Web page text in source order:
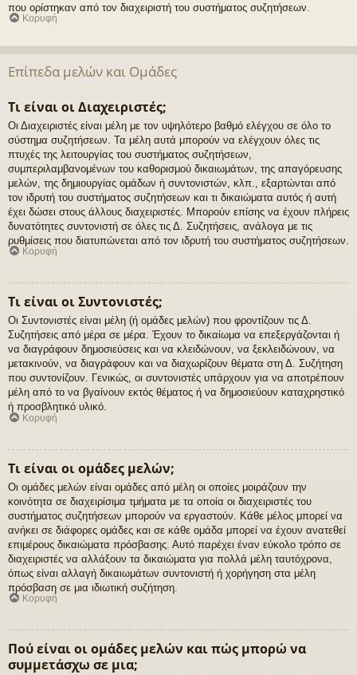
που ορίστηκαν από τον διαχειριστή του συστήματος συζητήσεων.
Κορυφή
Επίπεδα μελών και Ομάδες
Τι είναι οι Διαχειριστές;
Οι Διαχειριστές είναι μέλη με τον υψηλότερο βαθμό ελέγχου σε όλο το
σύστημα συζητήσεων. Τα μέλη αυτά μπορούν να ελέγχουν όλες τις
πτυχές της λειτουργίας του συστήματος συζητήσεων,
συμπεριλαμβανομένων του καθορισμού δικαιωμάτων, της απαγόρευσης
μελών, της δημιουργίας ομάδων ή συντονιστών, κλπ., εξαρτώνται από
τον ιδρυτή του συστήματος συζητήσεων και τι δικαιώματα αυτός ή αυτή
έχει δώσει στους άλλους διαχειριστές. Μπορούν επίσης να έχουν πλήρεις
δυνατότητες συντονιστή σε όλες τις Δ. Συζητήσεις, ανάλογα με τις
ρυθμίσεις που διατυπώνεται από τον ιδρυτή του συστήματος συζητήσεων.
Κορυφή
Τι είναι οι Συντονιστές;
Οι Συντονιστές είναι μέλη (ή ομάδες μελών) που φροντίζουν τις Δ.
Συζητήσεις από μέρα σε μέρα. Έχουν το δικαίωμα να επεξεργάζονται ή
να διαγράφουν δημοσιεύσεις και να κλειδώνουν, να ξεκλειδώνουν, να
μετακινούν, να διαγράφουν και να διαχωρίζουν θέματα στη Δ. Συζήτηση
που συντονίζουν. Γενικώς, οι συντονιστές υπάρχουν για να αποτρέπουν
μέλη από το να βγαίνουν εκτός θέματος ή να δημοσιεύουν καταχρηστικό
ή προσβλητικό υλικό.
Κορυφή
Τι είναι οι ομάδες μελών;
Οι ομάδες μελών είναι ομάδες από μέλη οι οποίες μοιράζουν την
κοινότητα σε διαχειρίσιμα τμήματα με τα οποία οι διαχειριστές του
συστήματος συζητήσεων μπορούν να εργαστούν. Κάθε μέλος μπορεί να
ανήκει σε διάφορες ομάδες και σε κάθε ομάδα μπορεί να έχουν ανατεθεί
επιμέρους δικαιώματα πρόσβασης. Αυτό παρέχει έναν εύκολο τρόπο σε
διαχειριστές να αλλάξουν τα δικαιώματα για πολλά μέλη ταυτόχρονα,
όπως είναι αλλαγή δικαιωμάτων συντονιστή ή χορήγηση στα μέλη
πρόσβαση σε μια ιδιωτική συζήτηση.
Κορυφή
Πού είναι οι ομάδες μελών και πώς μπορώ να
συμμετάσχω σε μια;